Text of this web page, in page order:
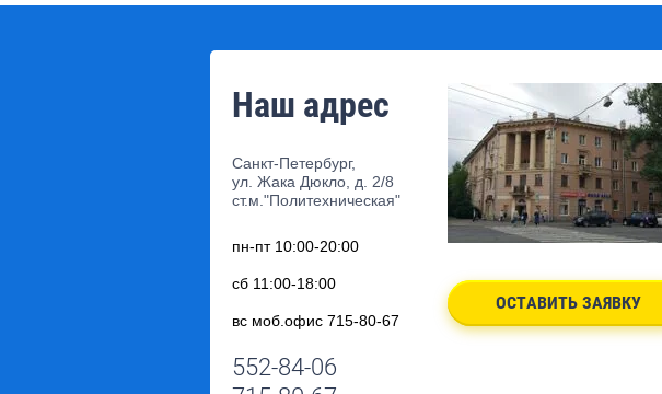
Наш адрес
Санкт-Петербург,
ул. Жака Дюкло, д. 2/8
ст.м."Политехническая"
пн-пт 10:00-20:00
сб 11:00-18:00
вс моб.офис 715-80-67
552-84-06
ОСТАВИТЬ ЗАЯВКУ